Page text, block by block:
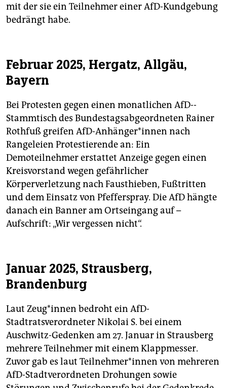
mit der sie ein Teilnehmer einer AfD-Kundgebung
bedrängt habe.
Februar 2025, Hergatz, Allgäu,
Bayern
Bei Protesten gegen einen monatlichen AfD-­
Stammtisch des Bundestagsabgeordneten Rainer
Rothfuß greifen AfD-­An­hän­ge­r*innen nach
Rangeleien Protestierende an: Ein
Demoteilnehmer erstattet Anzeige gegen einen
Kreisvorstand wegen gefährlicher
Körperverletzung nach Fausthieben, Fußtritten
und dem Einsatz von Pfefferspray. Die AfD hängte
danach ein Banner am Ortseingang auf –
Aufschrift: „Wir vergessen nicht“.
Januar 2025, Strausberg,
Brandenburg
Laut Zeu­g*in­nen bedroht ein AfD-
Stadtratsverordneter Nikolai S. bei einem
Auschwitz-Gedenken am 27. Januar in Strausberg
mehrere Teilnehmer mit einem Klappmesser.
Zuvor gab es laut Teil­neh­me­r*in­nen von mehreren
AfD-Stadtverordneten Drohungen sowie